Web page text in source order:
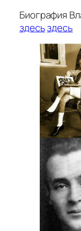
Биография
здесьздесь